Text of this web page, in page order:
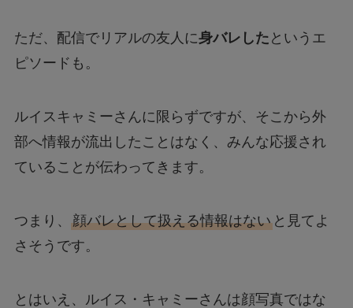
ただ、配信でリアルの友人に身バレした というエ
ピソードも。
ルイスキャミーさんに限らずですが、そこから外
部へ情報が流出したことはなく、みんな応援され
ていることが伝わってきます。
つまり、 顔バレとして扱える情報はないと見てよ
さそうです。
とはいえ、ルイス・キャミーさんは顔写真ではな